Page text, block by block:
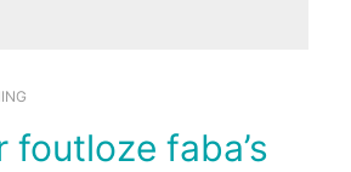
foutloze faba’s